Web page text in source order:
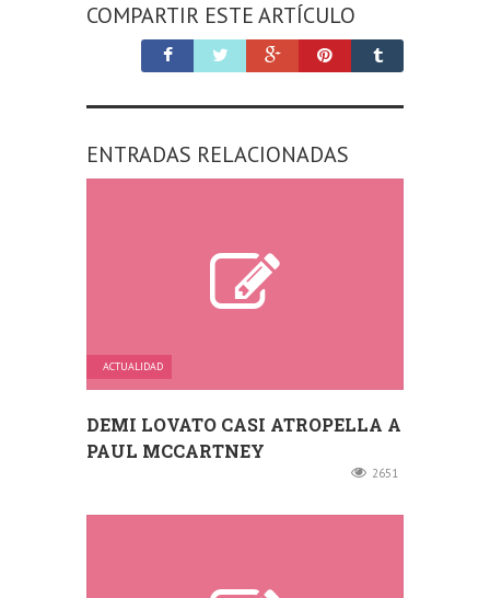
COMPARTIR ESTE ARTÍCULO
ENTRADAS RELACIONADAS
ACTUALIDAD
DEMI LOVATO CASI ATROPELLA A
PAUL MCCARTNEY
2651